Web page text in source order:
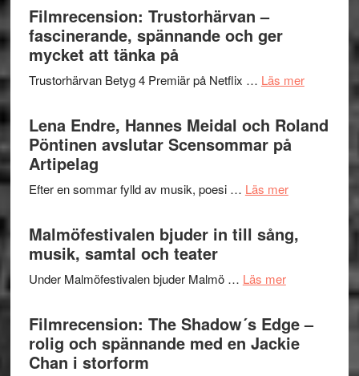
hjärtevarm
–
Delvis
bortom
terräng
Filmrecension: Trustorhärvan –
fascinerande, spännande och ger
mycket att tänka på
Trustorhärvan Betyg 4 Premiär på Netflix … Läs merom
–
Lena Endre, Hannes Meidal och Roland
Pöntinen avslutar Scensommar på
Artipelag
Efter en sommar fylld av musik, poesi … Läs merom
Hannes
Pöntinen
avslutar
Malmöfestivalen bjuder in till sång,
musik, samtal och teater
Under Malmöfestivalen bjuder Malmö … Läs merom
in
till
Filmrecension: The Shadow´s Edge –
rolig och spännande med en Jackie
Chan i storform